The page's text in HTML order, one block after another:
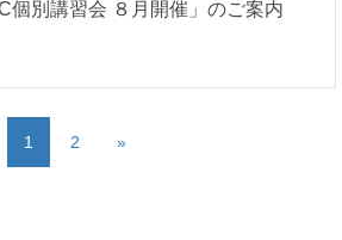
個別講習会 ８月開催」のご案内
1 2 »